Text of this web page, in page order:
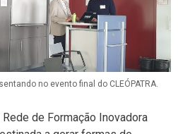
no evento final do CLEÓPATRA.
de Formação Inovadora